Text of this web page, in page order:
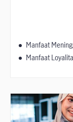
Manfaat
Manfaat